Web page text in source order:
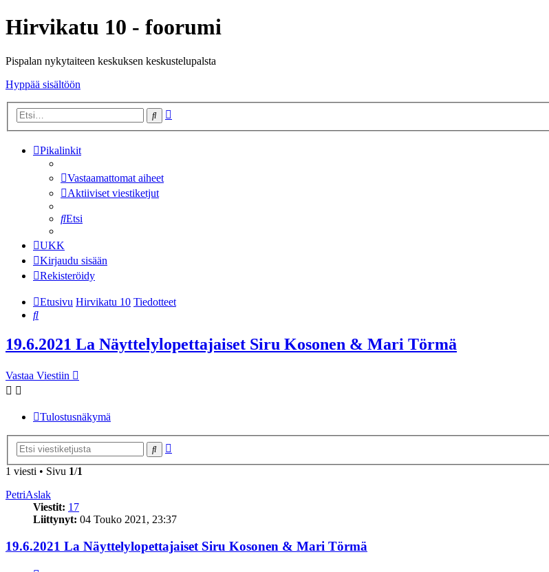
Hirvikatu 10 - foorumi
Pispalan nykytaiteen keskuksen keskustelupalsta
Hyppää sisältöön
Etsi
Pikalinkit
Vastaamattomat aiheet
Aktiiviset viestiketjut
Etsi
UKK
Kirjaudu sisään
Rekisteröidy
Etusivu Hirvikatu 10 Tiedotteet
Etsi
19.6.2021 La Näyttelylopettajaiset Siru Kosonen & Mari Törmä
Vastaa Viestiin
Tulostusnäkymä
Etsi
1 viesti • Sivu 1/1
PetriAslak
Viestit: 17
Liittynyt: 04 Touko 2021, 23:37
19.6.2021 La Näyttelylopettajaiset Siru Kosonen & Mari Törmä